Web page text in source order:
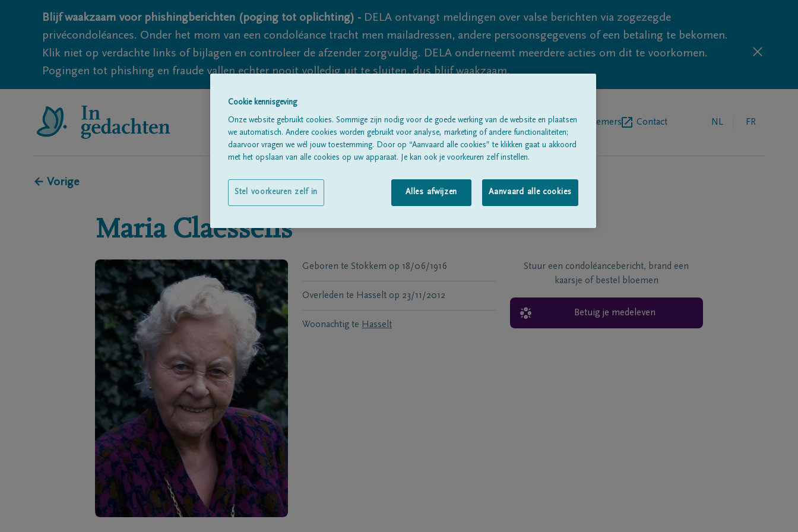
Blijf waakzaam voor phishingberichten (poging tot oplichting) - DELA ontvangt meldingen over valse berichten via zogezegde
privécondoléances. Onder het mom van een condoléance tracht men mailadressen, andere persoonsgegevens of een betaling te bekomen.
Klik niet op verdachte links of bijlagen en controleer de afzender zorgvuldig. DELA onderneemt meerdere acties om dit te voorkomen.
Pogingen tot phishing en fraude vallen echter nooit volledig uit te sluiten, dus blijf waakzaam.
Alle rouwberichtenOver onsBegrafenisondernemers Contact NL FR
← Vorige
Maria Claessens
Geboren te Stokkem op 18/06/1916
Overleden te Hasselt op 23/11/2012
Woonachtig te Hasselt
Stuur een condoléancebericht, brand een
kaarsje of bestel bloemen
Betuig je medeleven
Cookie kennisgeving
Onze website gebruikt cookies. Sommige zijn nodig voor de goede werking van de website en plaatsen
we automatisch. Andere cookies worden gebruikt voor analyse, marketing of andere functionaliteiten;
daarvoor vragen we wél jouw toestemming. Door op “Aanvaard alle cookies” te klikken gaat u akkoord
met het opslaan van alle cookies op uw apparaat. Je kan ook je voorkeuren zelf instellen.
Alles afwijzen Aanvaard alle cookies
Stel voorkeuren zelf in